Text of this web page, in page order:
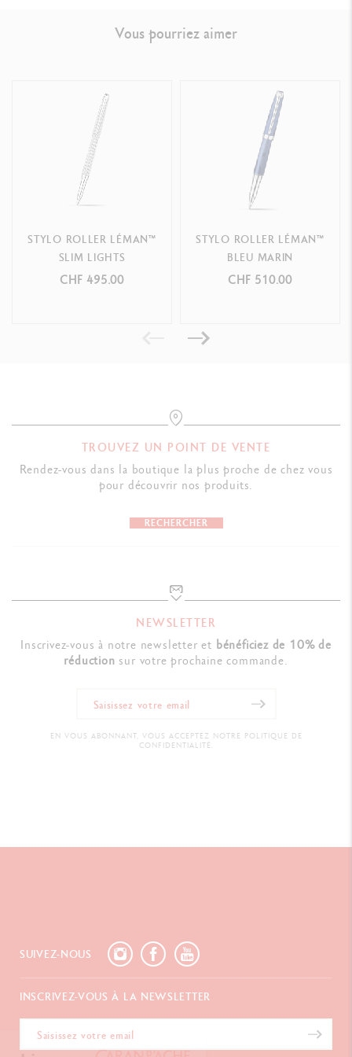
Réf. 4781.386
Vous pourriez aimer
STYLO ROLLER LÉMAN™
SLIM LIGHTS
CHF 495.00
STYLO ROLLER LÉMAN™
BLEU MARIN
CHF 510.00
TROUVEZ UN POINT DE VENTE
Rendez-vous dans la boutique la plus proche de chez vous
pour découvrir nos produits.
RECHERCHER
NEWSLETTER
Inscrivez-vous à notre newsletter et bénéficiez de 10% de
réduction sur votre prochaine commande.
EN VOUS ABONNANT, VOUS ACCEPTEZ NOTRE POLITIQUE DE
CONFIDENTIALITÉ.
SUIVEZ-NOUS
INSCRIVEZ-VOUS À LA NEWSLETTER